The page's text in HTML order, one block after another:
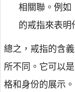
相關聯。例如
的戒指來表明
總之，戒指的含
所不同。它可以
格和身份的展示。